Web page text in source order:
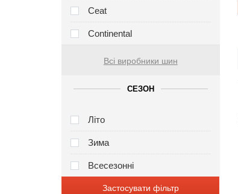
Ceat
Continental
Всі виробники шин
СЕЗОН
Літо
Зима
Всесезонні
Застосувати фільтр